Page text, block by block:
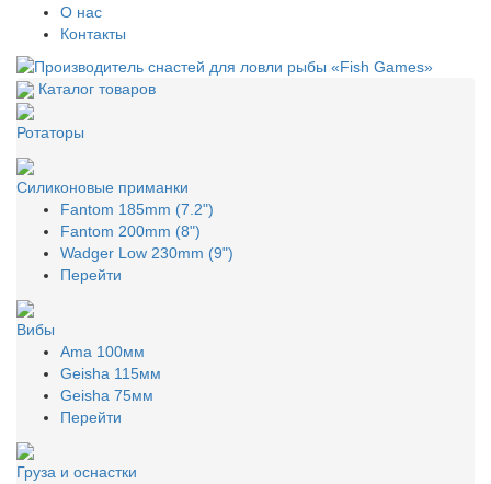
О нас
Контакты
Каталог товаров
Ротаторы
Силиконовые приманки
Fantom 185mm (7.2")
Fantom 200mm (8")
Wadger Low 230mm (9")
Перейти
Вибы
Ama 100мм
Geisha 115мм
Geisha 75мм
Перейти
Груза и оснастки